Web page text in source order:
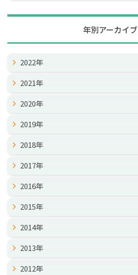
年別アーカイブ
2022年
2021年
2020年
2019年
2018年
2017年
2016年
2015年
2014年
2013年
2012年